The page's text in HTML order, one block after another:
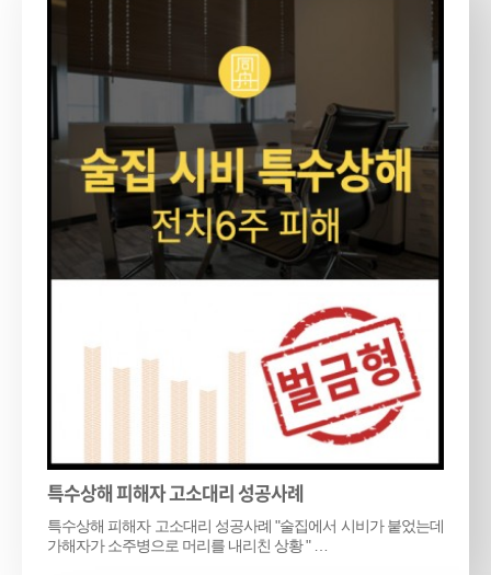
특수상해 피해자 고소대리 성공사례
특수상해 피해자 고소대리 성공사례 "술집에서 시비가 붙었는데